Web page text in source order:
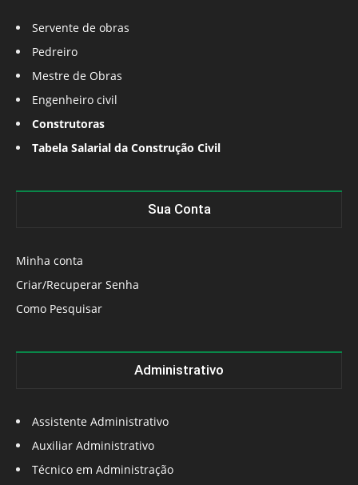
Servente de obras
Pedreiro
Mestre de Obras
Engenheiro civil
Construtoras
Tabela Salarial da Construção Civil
Sua Conta
Minha conta
Criar/Recuperar Senha
Como Pesquisar
Administrativo
Assistente Administrativo
Auxiliar Administrativo
Técnico em Administração